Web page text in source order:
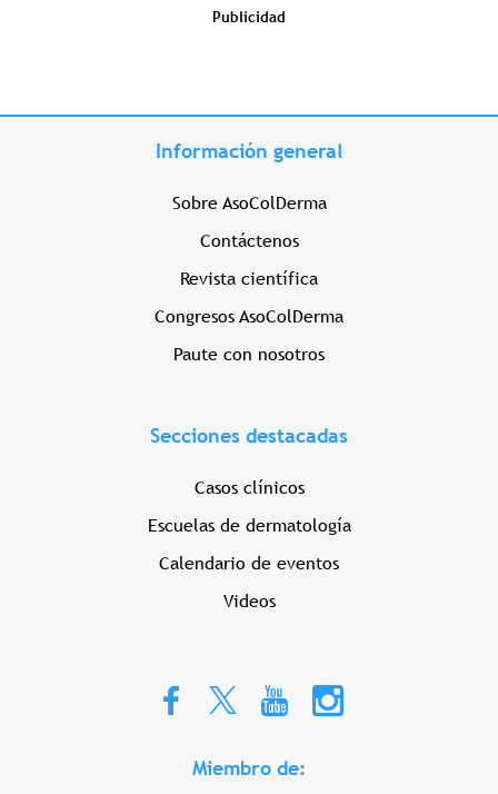
Publicidad
Información general
Sobre AsoColDerma
Contáctenos
Revista científica
Congresos AsoColDerma
Paute con nosotros
Secciones destacadas
Casos clínicos
Escuelas de dermatología
Calendario de eventos
Videos
Miembro de: